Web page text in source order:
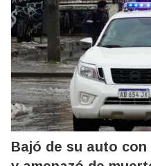
Bajó de su auto